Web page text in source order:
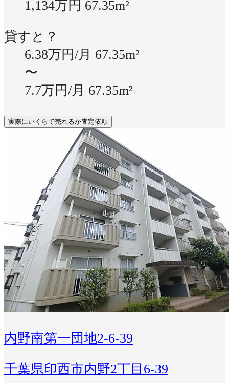
1,134万円 67.35m²
貸すと？
6.38万円/月 67.35m²
〜
7.7万円/月 67.35m²
実際にいくらで売れるか査定依頼
内野南第一団地2-6-39
千葉県印西市内野2丁目6-39